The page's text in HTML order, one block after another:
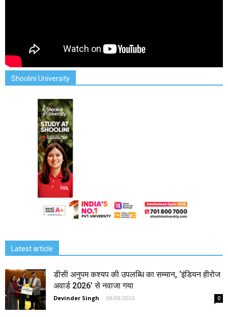
Shoolini University
Latest article
डीसी अनुपम कश्यप की उपलब्धि का सम्मान, ‘इंडियन हीरोज
अवार्ड 2026’ से नवाजा गया
Devinder Singh - 08/08/2026 0